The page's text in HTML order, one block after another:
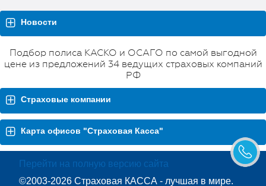
Новости
Подбор полиса КАСКО и ОСАГО по самой выгодной
цене из предложений 34 ведущих страховых компаний
РФ
Страховые компании
Карта офисов "Страховая Касса"
Перейти на полную версию сайта
©2003-2026 Страховая КАССА - лучшая в мире.